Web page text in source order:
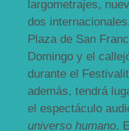
largometrajes,
dos
Plaza de San
Domingo y el
durante el
además, tendrá
el espectáculo
universo humano.